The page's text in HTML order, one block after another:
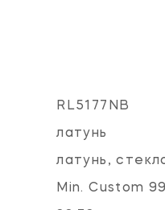
RL5177NB
латунь
латунь,
Min. Custom